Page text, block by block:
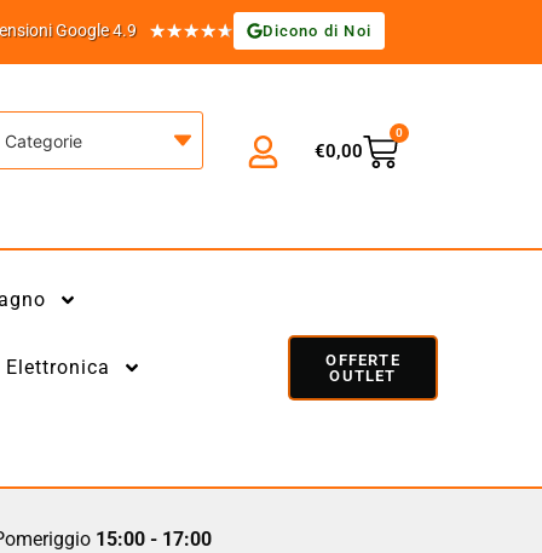
Google 4.9 ★★★★★ Dicono di Noi
Categorie €0,00
0
Elettronica
OFFERTE
OUTLET
15:00 - 17:00